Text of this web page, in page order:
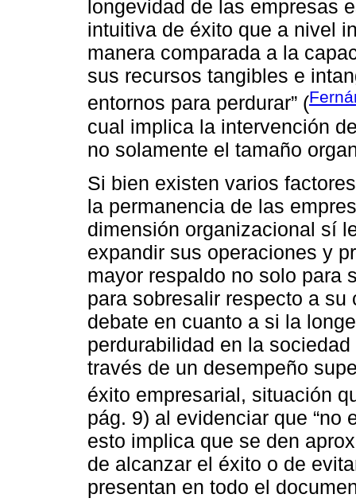
longevidad de las empresas
intuitiva de éxito que a nivel
manera comparada a la
sus recursos tangibles e
entornos para perdurar” (
cual implica la intervención
no solamente el tamaño
Si bien existen varios
la permanencia de las
dimensión organizacional sí
expandir sus operaciones y
mayor respaldo no solo para
para sobresalir respecto a
debate en cuanto a si la
perdurabilidad en la
través de un desempeño
éxito empresarial, situación
pág. 9) al evidenciar que “no
esto implica que se den
de alcanzar el éxito o de
presentan en todo el